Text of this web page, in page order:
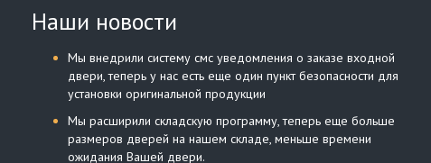
Наши новости
Мы внедрили систему смс уведомления о заказе входной
двери, теперь у нас есть еще один пункт безопасности для
установки оригинальной продукции
Мы расширили складскую программу, теперь еще больше
размеров дверей на нашем складе, меньше времени
ожидания Вашей двери.